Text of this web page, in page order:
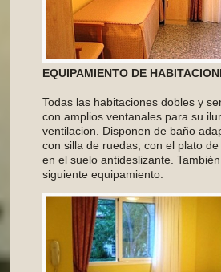
EQUIPAMIENTO DE
Todas las habitaciones dobles y
con amplios ventanales para su
ventilacion. Disponen de baño
con silla de ruedas, con el plato
en el suelo antideslizante.
siguiente equipamiento: